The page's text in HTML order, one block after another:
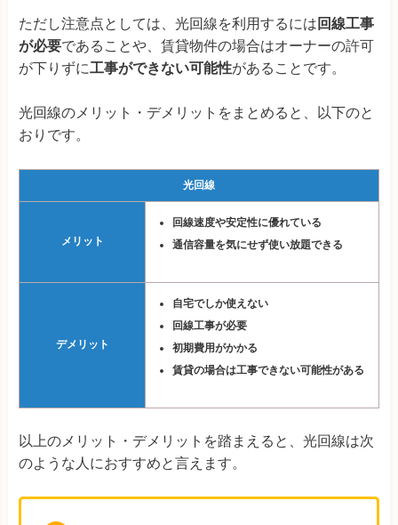
ただし注意点としては、光回線を利用するには 回線工事
が必要であることや、賃貸物件の場合はオーナーの許可
が下りずに工事ができない可能性があることです。
光回線のメリット・デメリットをまとめると、以下のと
おりです。
光回線
メリット
回線速度や安定性に優れている
通信容量を気にせず使い放題できる
デメリット
自宅でしか使えない
回線工事が必要
初期費用がかかる
賃貸の場合は工事できない可能性がある
以上のメリット・デメリットを踏まえると、光回線は次
のような人におすすめと言えます。